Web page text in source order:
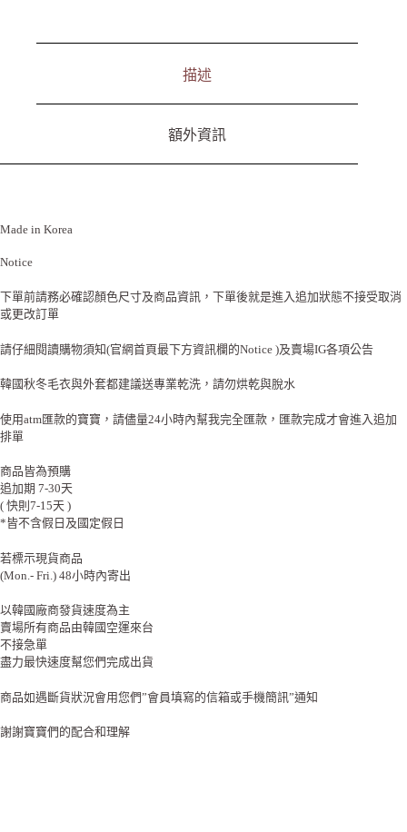
描述
額外資訊
Made in Korea
Notice
下單前請務必確認顏色尺寸及商品資訊，下單後就是進入追加狀態不接受取消
或更改訂單
請仔細閱讀購物須知(官網首頁最下方資訊欄的Notice )及賣場IG各項公告
韓國秋冬毛衣與外套都建議送專業乾洗，請勿烘乾與脫水
使用atm匯款的寶寶，請儘量24小時內幫我完全匯款，匯款完成才會進入追加
排單
商品皆為預購
追加期 7-30天
( 快則7-15天 )
*皆不含假日及國定假日
若標示現貨商品
(Mon.- Fri.) 48小時內寄出
以韓國廠商發貨速度為主
賣場所有商品由韓國空運來台
不接急單
盡力最快速度幫您們完成出貨
商品如遇斷貨狀況會用您們”會員填寫的信箱或手機簡訊”通知
謝謝寶寶們的配合和理解